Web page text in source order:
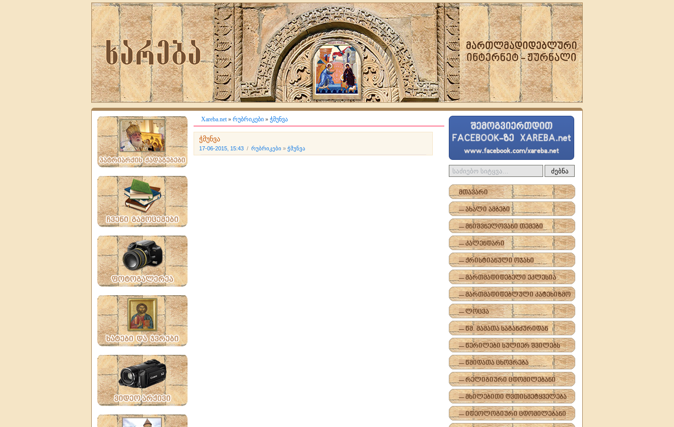
Xareba.net» რუბრიკები » ჭმუნვა
ჭმუნვა
17-06-2015, 15:43 / რუბრიკები » ჭმუნვა
ძებნა
მთავარი
-- ახალი ამბები
-- მნიშვნელოვანი თემები
-- კალენდარი
-- ქრისტიანული ოჯახი
-- მართმადიდებელი ეკლესია
-- მართმადიდებლული კატეხიზმო
-- ლოცვა
-- წმ. მამათა საგანძურიდან
-- წერილები სულიერ შვილებს
-- წმიდათა ცხოვრება
-- რელიგიური ცდომილებანი
-- მხილებითი ღვთისმეტყველება
-- იდეოლოგიური ცდომილებანი